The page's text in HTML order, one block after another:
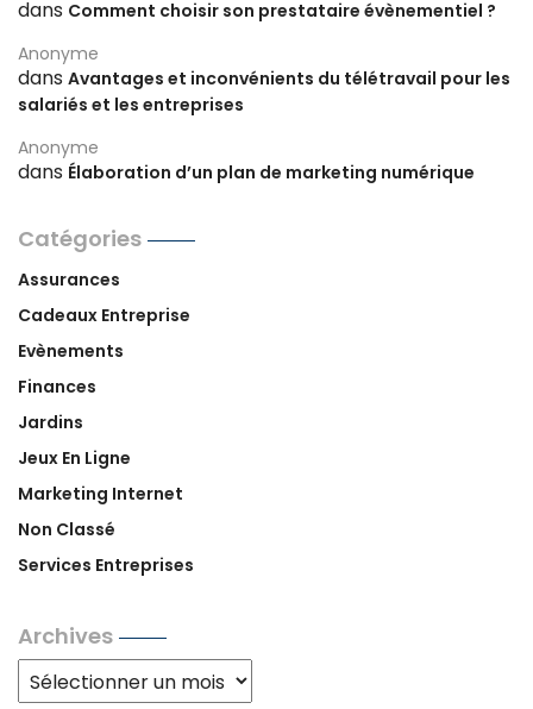
dans Comment choisir son prestataire évènementiel ?
Anonyme
dans Avantages et inconvénients du télétravail pour les
salariés et les entreprises
Anonyme
dans Élaboration d’un plan de marketing numérique
Catégories
Assurances
Cadeaux Entreprise
Evènements
Finances
Jardins
Jeux En Ligne
Marketing Internet
Non Classé
Services Entreprises
Archives
Archives